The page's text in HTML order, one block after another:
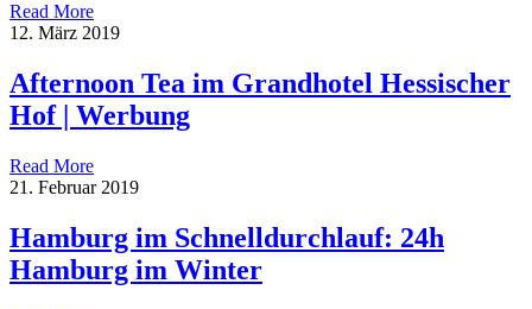
Read More
12. März 2019
Afternoon Tea im Grandhotel Hessischer
Hof | Werbung
Read More
21. Februar 2019
Hamburg im Schnelldurchlauf: 24h
Hamburg im Winter